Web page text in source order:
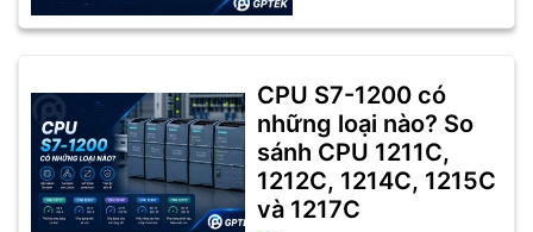
CPU S7-1200 có
những loại nào? So
sánh CPU 1211C,
1212C, 1214C, 1215C
và 1217C